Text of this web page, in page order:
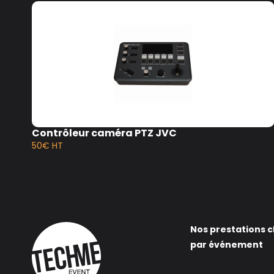
Contrôleur caméra PTZ JVC
50€ HT
Nos prestations
par événement